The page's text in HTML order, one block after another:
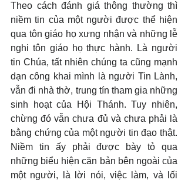
Theo cách đánh giá thông thường thì
niềm tin của một người được thể hiện
qua tôn giáo họ xưng nhận và những lễ
nghi tôn giáo họ thực hành. Là người
tin Chúa, tất nhiên chúng ta cũng mạnh
dạn công khai mình là người Tin Lành,
vẫn đi nhà thờ, trung tín tham gia những
sinh hoạt của Hội Thánh. Tuy nhiên,
chừng đó vẫn chưa đủ và chưa phải là
bằng chứng của một người tin đạo thật.
Niềm tin ấy phải được bày tỏ qua
những biểu hiện căn bản bên ngoài của
một người, là lời nói, việc làm, và lối